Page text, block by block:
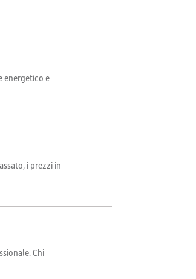
energetico e
i prezzi in
Chi